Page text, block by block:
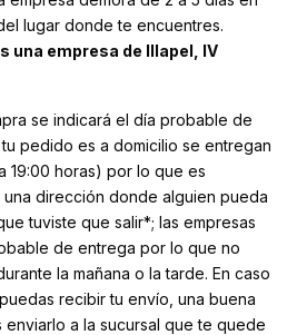
lugar donde te encuentres.
una empresa de Illapel, IV
se indicará el día probable de
pedido es a domicilio se entregan
19:00 horas) por lo que es
dirección donde alguien pueda
tuviste que salir*; las empresas
de entrega por lo que no
la mañana o la tarde. En caso
recibir tu envío, una buena
a la sucursal que te quede